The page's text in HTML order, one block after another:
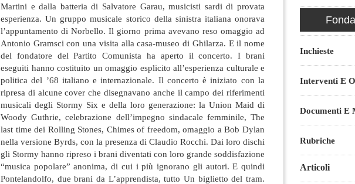
Martini e dalla batteria di Salvatore Garau, musicisti sardi di provata
esperienza. Un gruppo musicale storico della sinistra italiana onorava
l’appuntamento di Norbello. Il giorno prima avevano reso omaggio ad
Antonio Gramsci con una visita alla casa-museo di Ghilarza. E il nome
del fondatore del Partito Comunista ha aperto il concerto. I brani
eseguiti hanno costituito un omaggio esplicito all’esperienza culturale e
politica del ’68 italiano e internazionale. Il concerto è iniziato con la
ripresa di alcune cover che disegnavano anche il campo dei riferimenti
musicali degli Stormy Six e della loro generazione: la Union Maid di
Woody Guthrie, celebrazione dell’impegno sindacale femminile, The
last time dei Rolling Stones, Chimes of freedom, omaggio a Bob Dylan
nella versione Byrds, con la presenza di Claudio Rocchi. Dai loro dischi
gli Stormy hanno ripreso i brani diventati con loro grande soddisfazione
“musica popolare” anonima, di cui i più ignorano gli autori. E quindi
Pontelandolfo, due brani da L’apprendista, tutto Un biglietto del tram.
Inchieste
Interventi E
Documenti E
Rubriche
Articoli